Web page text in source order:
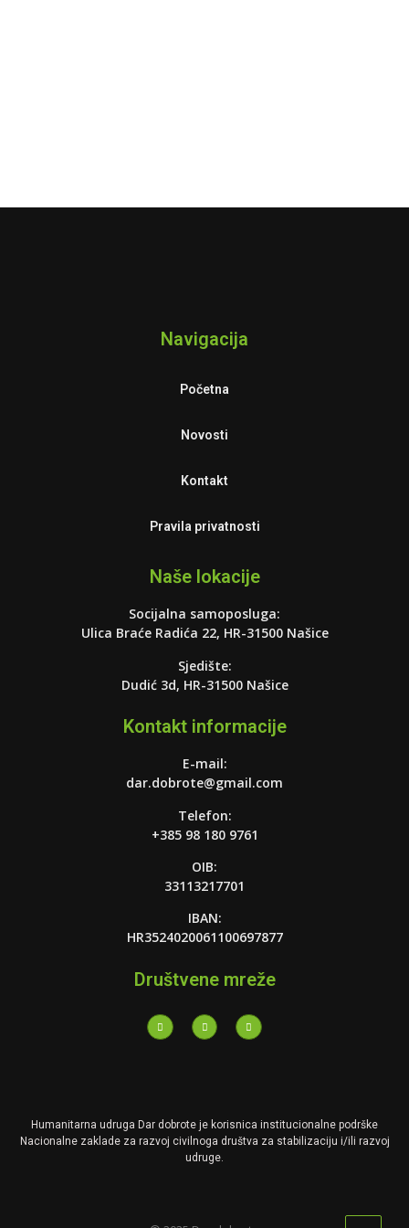
Navigacija
Početna
Novosti
Kontakt
Pravila privatnosti
Naše lokacije
Socijalna samoposluga:
Ulica Braće Radića 22, HR-31500 Našice
Sjedište:
Dudić 3d, HR-31500 Našice
Kontakt informacije
E-mail:
dar.dobrote@gmail.com
Telefon:
+385 98 180 9761
OIB:
33113217701
IBAN:
HR3524020061100697877
Društvene mreže
Humanitarna udruga Dar dobrote je korisnica institucionalne podrške
Nacionalne zaklade za razvoj civilnoga društva za stabilizaciju i/ili razvoj
udruge.